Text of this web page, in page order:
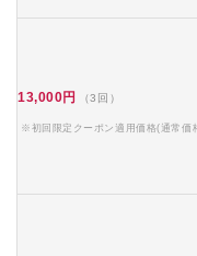
13,000円 （3回）
※初回限定クーポン適用価格(通常価